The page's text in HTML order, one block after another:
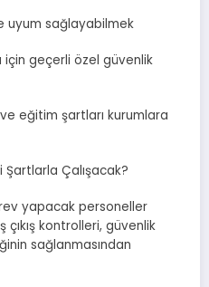
uyum sağlayabilmek
için geçerli özel güvenlik
eğitim şartları kurumlara
Çalışacak?
yapacak personeller
çıkış kontrolleri, güvenlik
sağlanmasından